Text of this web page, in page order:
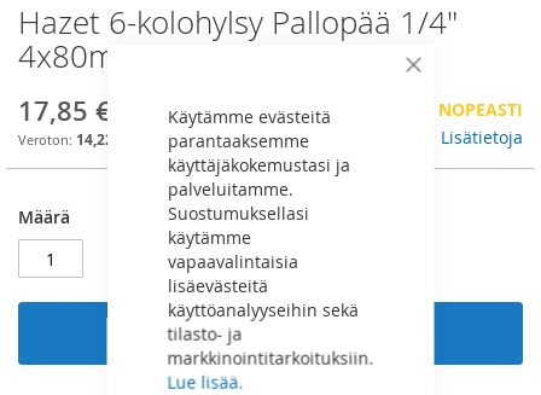
Sulje
Käytämme evästeitä
parantaaksemme
käyttäjäkokemustasi ja
palveluitamme.
Suostumuksellasi
käytämme
vapaavalintaisia
lisäevästeitä
käyttöanalyyseihin sekä
tilasto- ja
markkinointitarkoituksiin.
Lue lisää.
Skip
to
the
of
the
Hazet 6-kolohylsy Pallopää 1/4"
4x80mm - 8501KK-4
17,85 €
14,22 €
VÄHÄN VARASTOSSA, TILAA NOPEASTI
Lisätietoja
Määrä
Lisää ostoskoriin